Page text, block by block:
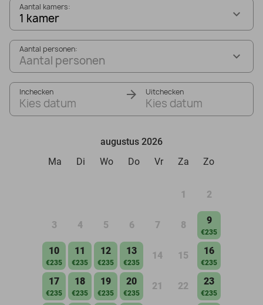
Aantal kamers:
1 kamer
Aantal personen:
Aantal personen
Inchecken
Kies datum
Uitchecken
Kies datum
augustus 2026
Ma
Di Wo Do Vr Za Zo
1 2
3 4 5 6 7 8 9
€235
10
€235
11
€235
12
€235
13
€235
14 15 16
€235
17
€235
18
€235
19
€235
20
€235
21 22 23
€235